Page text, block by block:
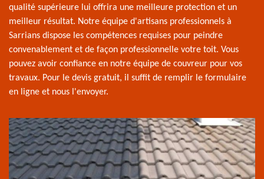
qualité supérieure lui offrira une meilleure protection et un
meilleur résultat. Notre équipe d'artisans professionnels à
Sarrians dispose les compétences requises pour peindre
convenablement et de façon professionnelle votre toit. Vous
pouvez avoir confiance en notre équipe de couvreur pour vos
travaux. Pour le devis gratuit, il suffit de remplir le formulaire
en ligne et nous l'envoyer.